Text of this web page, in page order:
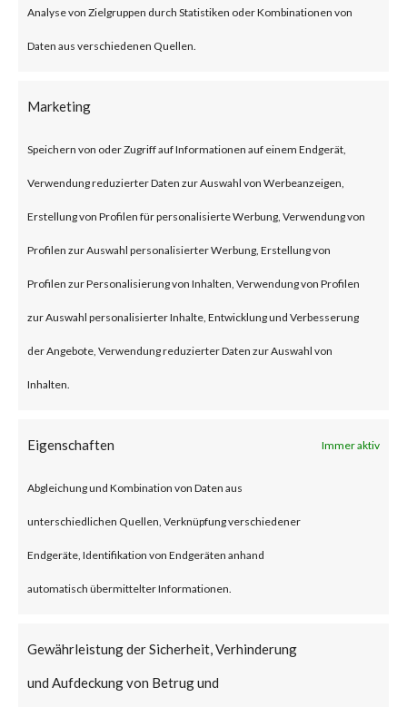
Analyse von Zielgruppen durch Statistiken oder Kombinationen von
Daten aus verschiedenen Quellen.
Marketing
Speichern von oder Zugriff auf Informationen auf einem Endgerät,
Verwendung reduzierter Daten zur Auswahl von Werbeanzeigen,
Erstellung von Profilen für personalisierte Werbung, Verwendung von
Profilen zur Auswahl personalisierter Werbung, Erstellung von
Profilen zur Personalisierung von Inhalten, Verwendung von Profilen
zur Auswahl personalisierter Inhalte, Entwicklung und Verbesserung
der Angebote, Verwendung reduzierter Daten zur Auswahl von
Inhalten.
Eigenschaften Immer aktiv
Abgleichung und Kombination von Daten aus
unterschiedlichen Quellen, Verknüpfung verschiedener
Endgeräte, Identifikation von Endgeräten anhand
automatisch übermittelter Informationen.
Gewährleistung der Sicherheit, Verhinderung
und Aufdeckung von Betrug und
can result in remote code
execution or cause a denial-of-
Google initially identified this as
a Chrome vulnerability and
assigned it CVE-2023-4863. It
turns out that the vulnerability
affects the libwebp library,
which has broader impact
beyond Chrome. This prompted
Google to assign a new CVE
vulnerability. The CVSS score
has also been raised accordingly
from 8.8 to 10.
Why is this Significant?
vulnerability affects widely used
libwebp library and is being